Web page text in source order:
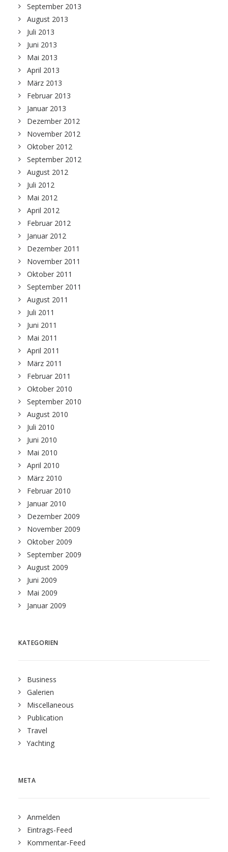
September 2013
August 2013
Juli 2013
Juni 2013
Mai 2013
April 2013
März 2013
Februar 2013
Januar 2013
Dezember 2012
November 2012
Oktober 2012
September 2012
August 2012
Juli 2012
Mai 2012
April 2012
Februar 2012
Januar 2012
Dezember 2011
November 2011
Oktober 2011
September 2011
August 2011
Juli 2011
Juni 2011
Mai 2011
April 2011
März 2011
Februar 2011
Oktober 2010
September 2010
August 2010
Juli 2010
Juni 2010
Mai 2010
April 2010
März 2010
Februar 2010
Januar 2010
Dezember 2009
November 2009
Oktober 2009
September 2009
August 2009
Juni 2009
Mai 2009
Januar 2009
KATEGORIEN
Business
Galerien
Miscellaneous
Publication
Travel
Yachting
META
Anmelden
Eintrags-Feed
Kommentar-Feed